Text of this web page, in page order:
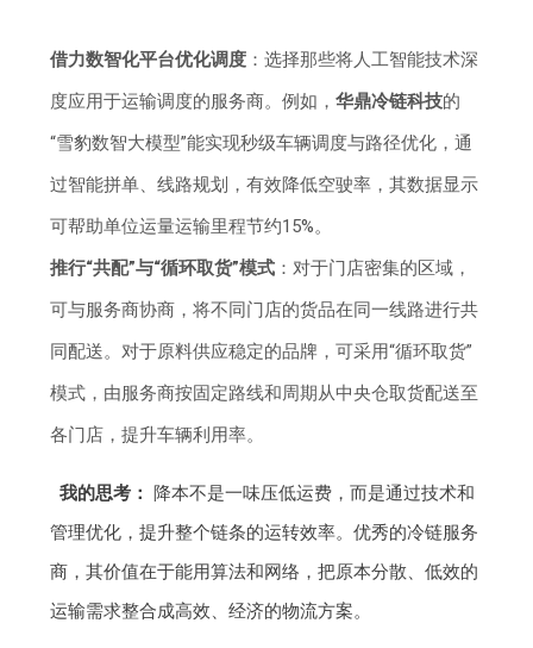
借力数智化平台优化调度 ：选择那些将人工智能技术深
度应用于运输调度的服务商。例如，华鼎冷链科技的
“雪豹数智大模型”能实现秒级车辆调度与路径优化，通
过智能拼单、线路规划，有效降低空驶率，其数据显示
可帮助单位运量运输里程节约15%。
推行“共配”与“循环取货”模式 ：对于门店密集的区域，
可与服务商协商，将不同门店的货品在同一线路进行共
同配送。对于原料供应稳定的品牌，可采用“循环取货”
模式，由服务商按固定路线和周期从中央仓取货配送至
各门店，提升车辆利用率。
我的思考：
降本不是一味压低运费，而是通过技术和
管理优化，提升整个链条的运转效率。优秀的冷链服务
商，其价值在于能用算法和网络，把原本分散、低效的
运输需求整合成高效、经济的物流方案。